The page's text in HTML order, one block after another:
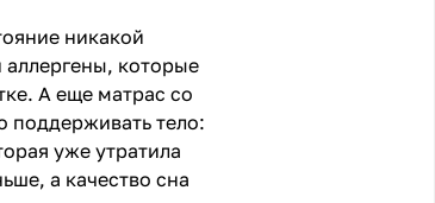
никакой
которые
А еще матрас со
поддерживать тело:
уже утратила
а качество сна